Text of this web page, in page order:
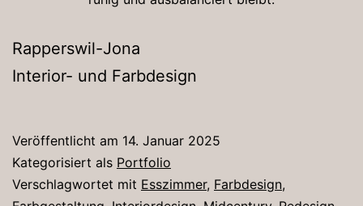
Rapperswil-Jona
Interior- und Farbdesign
Veröffentlicht am 14. Januar 2025
Kategorisiert als Portfolio
Verschlagwortet mit Esszimmer, Farbdesign,